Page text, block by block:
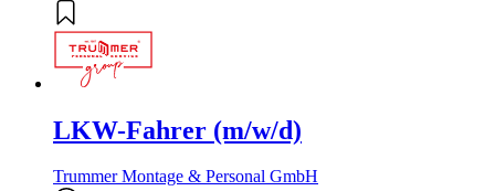
LKW-Fahrer (m/w/d)
Trummer Montage & Personal GmbH